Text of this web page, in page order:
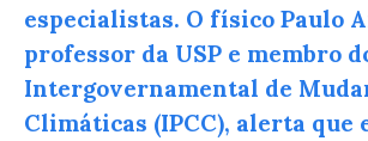
especialistas. O físico Paulo
professor da USP e membro
Intergovernamental de
Climáticas (IPCC), alerta que